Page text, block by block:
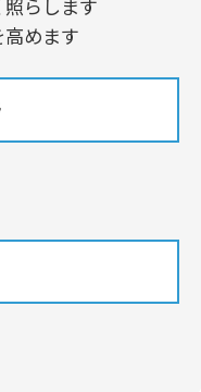
らします
めます